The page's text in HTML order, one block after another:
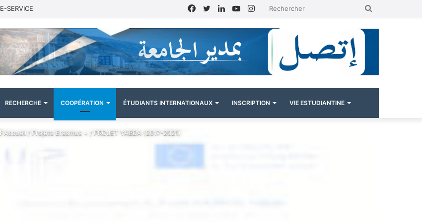
E-SERVICE Instagram
YouTube
Linkedin
Twitter
Facebook
RECHERCHE COOPÉRATION ÉTUDIANTS INTERNATIONAUX INSCRIPTION VIE ESTUDIANTINE
Accueil/Projets Erasmus + /PROJET YABDA (2017-2021)